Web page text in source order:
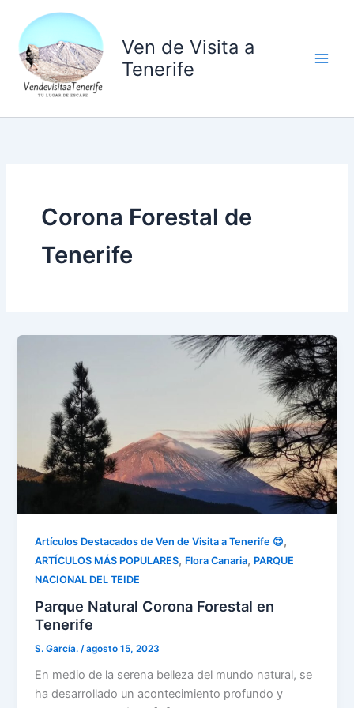
contenido
Ven de Visita a
Tenerife
Corona Forestal de
Tenerife
Artículos Destacados de Ven de Visita a Tenerife 😍,
ARTÍCULOS MÁS POPULARES, Flora Canaria, PARQUE
NACIONAL DEL TEIDE
Parque Natural Corona Forestal en
Tenerife
S. García./agosto 15, 2023
En medio de la serena belleza del mundo natural, se
ha desarrollado un acontecimiento profundo y